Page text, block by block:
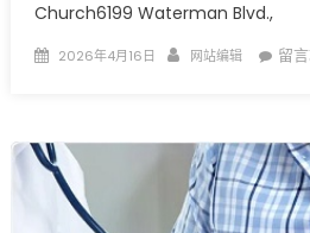
Church6199 Waterman Blvd.,
Posted
2026年4月16日 Author
网站编辑
在
康
检
查
留